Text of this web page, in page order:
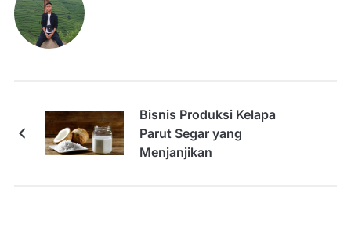
Bisnis Produksi Kelapa
Parut Segar yang
Menjanjikan